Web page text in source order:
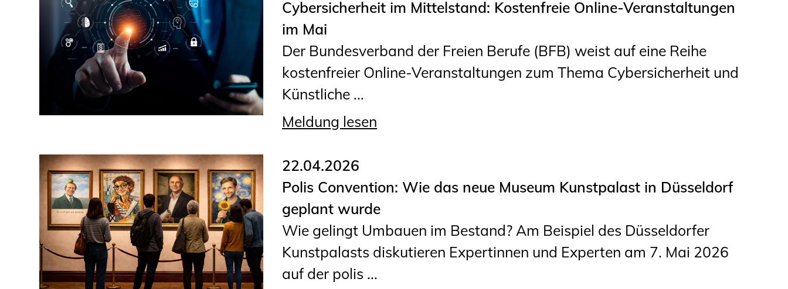
Geschäftsstelle
Mitgliedschaft
Veranstaltungsformate
Unsere Publikationen
Informationen für
Fortbildungsträger
Fortbildung/Seminare
Informationen für
Ingenieurinnen und Ingenieure
Recht
Planungswettbewerbe
Informationen für
und Studierende
Projekte für
Programm
Studierende
Wettbewerbe für
Cybersicherheit im Mittelstand: Kostenfreie Online-Veranstaltungen
im Mai
Der Bundesverband der Freien Berufe (BFB) weist auf eine Reihe
kostenfreier Online-Veranstaltungen zum Thema Cybersicherheit und
Künstliche ...
Meldung lesen
22.04.2026
Polis Convention: Wie das neue Museum Kunstpalast in Düsseldorf
geplant wurde
Wie gelingt Umbauen im Bestand? Am Beispiel des Düsseldorfer
Kunstpalasts diskutieren Expertinnen und Experten am 7. Mai 2026
auf der polis ...